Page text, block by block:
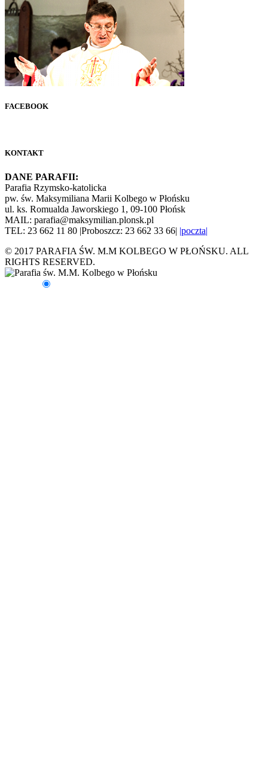
FACEBOOK
KONTAKT
DANE PARAFII:
Parafia Rzymsko-katolicka
pw. św. Maksymiliana Marii Kolbego w Płońsku
ul. ks. Romualda Jaworskiego 1, 09-100 Płońsk
MAIL: parafia@maksymilian.plonsk.pl
TEL: 23 662 11 80 |Proboszcz: 23 662 33 66| |poczta|
© 2017 PARAFIA ŚW. M.M KOLBEGO W PŁOŃSKU. ALL
RIGHTS RESERVED.